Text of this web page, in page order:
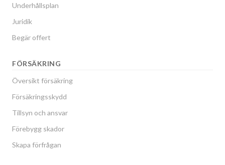
Underhållsplan
Juridik
Begär offert
FÖRSÄKRING
Översikt försäkring
Försäkringsskydd
Tillsyn och ansvar
Förebygg skador
Skapa förfrågan